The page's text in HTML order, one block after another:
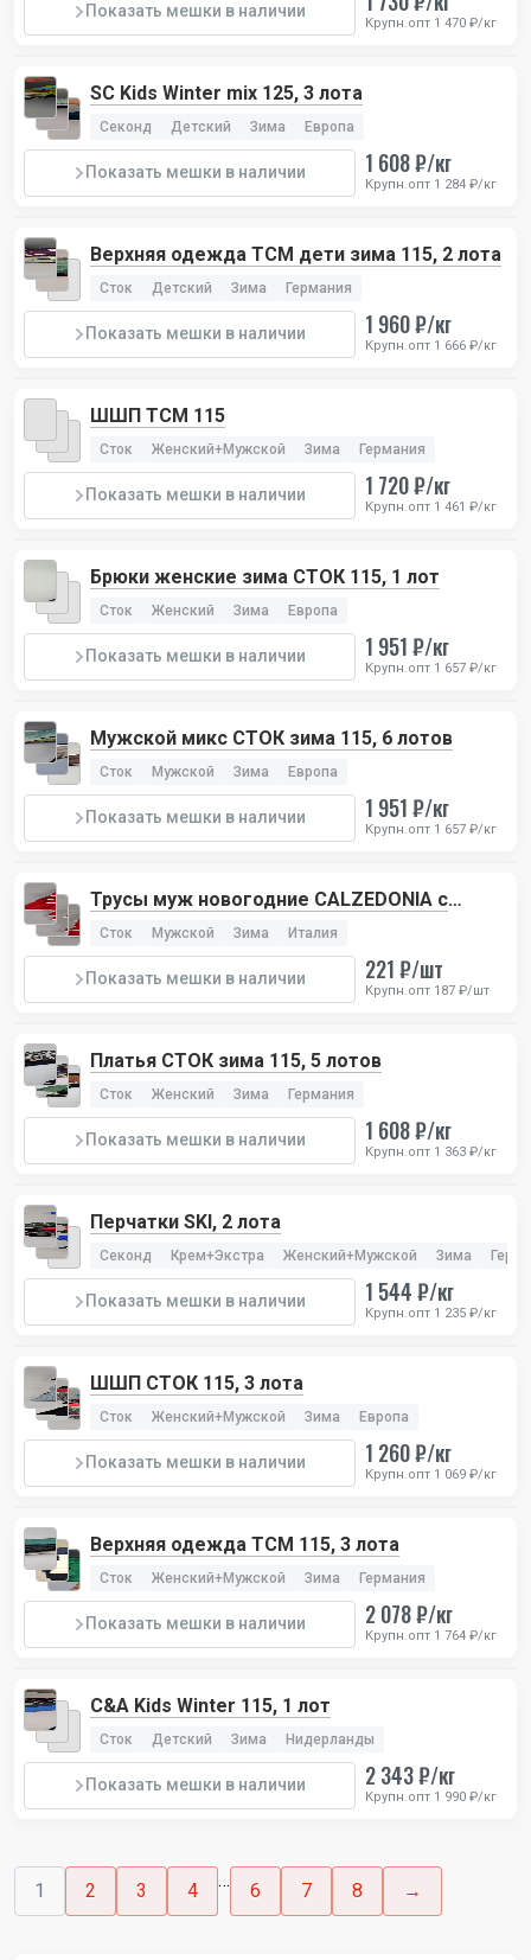
Показать мешки в наличии
Крупн.опт 1 470 ₽/кг
SC Kids Winter mix 125, 3 лота
Секонд Детский Зима Европа
Показать мешки в наличии 1 608 ₽/кг
Крупн.опт 1 284 ₽/кг
Верхняя одежда TCM дети зима 115, 2 лота
Сток Детский Зима Германия
Показать мешки в наличии 1 960 ₽/кг
Крупн.опт 1 666 ₽/кг
ШШП TCM 115
Сток Женский+Мужской Зима Германия
Показать мешки в наличии 1 720 ₽/кг
Крупн.опт 1 461 ₽/кг
Брюки женские зима СТОК 115, 1 лот
Сток Женский Зима Европа
Показать мешки в наличии 1 951 ₽/кг
Крупн.опт 1 657 ₽/кг
Мужской микс СТОК зима 115, 6 лотов
Сток Мужской Зима Европа
Показать мешки в наличии 1 951 ₽/кг
Крупн.опт 1 657 ₽/кг
Трусы муж новогодние CALZEDONIA с
ремешком, 4 лота
Сток Мужской Зима Италия
Показать мешки в наличии 221 ₽/шт
Крупн.опт 187 ₽/шт
Платья СТОК зима 115, 5 лотов
Сток Женский Зима Германия
Показать мешки в наличии 1 608 ₽/кг
Крупн.опт 1 363 ₽/кг
Перчатки SKI, 2 лота
Секонд Крем+Экстра Женский+Мужской Зима
Показать мешки в наличии 1 544 ₽/кг
Крупн.опт 1 235 ₽/кг
ШШП СТОК 115, 3 лота
Сток Женский+Мужской Зима Европа
Показать мешки в наличии 1 260 ₽/кг
Крупн.опт 1 069 ₽/кг
Верхняя одежда TCM 115, 3 лота
Сток Женский+Мужской Зима Германия
Показать мешки в наличии 2 078 ₽/кг
Крупн.опт 1 764 ₽/кг
C&A Kids Winter 115, 1 лот
Сток Детский Зима Нидерланды
Показать мешки в наличии 2 343 ₽/кг
Крупн.опт 1 990 ₽/кг
1 2 3 4 … 6 7 8 →